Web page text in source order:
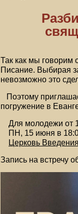
Так как мы говорим
Писание. Выбирая
невозможно это
Поэтому
погружение в
Для молодежи от
ПН, 15 июня в
Церковь
Запись на встречу